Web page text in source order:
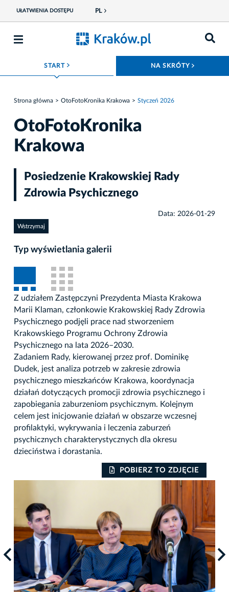
UŁATWIENIA DOSTĘPU PL
START ROZWIŃ MENU NA SKRÓTY
Strona główna OtoFotoKronika Krakowa Styczeń 2026
OtoFotoKronika
Krakowa
Posiedzenie Krakowskiej Rady
Zdrowia Psychicznego
Data: 2026-01-29
Wstrzymaj
Typ wyświetlania galerii
Z udziałem Zastępczyni Prezydenta Miasta Krakowa
Marii Klaman, członkowie Krakowskiej Rady Zdrowia
Psychicznego podjęli prace nad stworzeniem
Krakowskiego Programu Ochrony Zdrowia
Psychicznego na lata 2026–2030.
Zadaniem Rady, kierowanej przez prof. Dominikę
Dudek, jest analiza potrzeb w zakresie zdrowia
psychicznego mieszkańców Krakowa, koordynacja
działań dotyczących promocji zdrowia psychicznego i
zapobiegania zaburzeniom psychicznym. Kolejnym
celem jest inicjowanie działań w obszarze wczesnej
profilaktyki, wykrywania i leczenia zaburzeń
psychicznych charakterystycznych dla okresu
dzieciństwa i dorastania.
POBIERZ TO ZDJĘCIE